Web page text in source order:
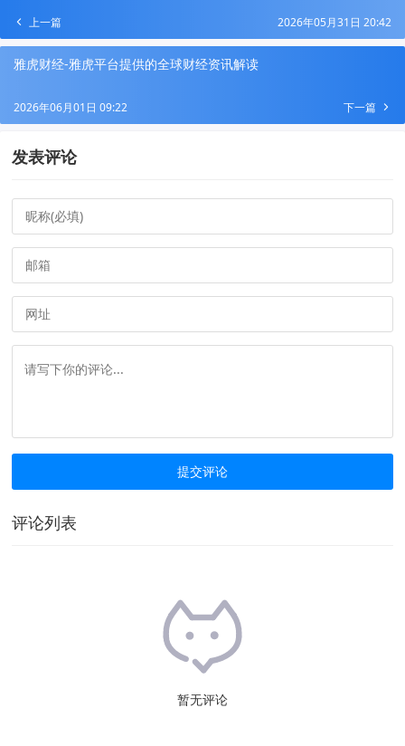
上一篇 2026年05月31日 20:42
雅虎财经-雅虎平台提供的全球财经资讯解读
下一篇
2026年06月01日 09:22
发表评论
评论列表
暂无评论